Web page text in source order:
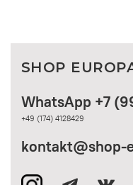
WhatsApp +7
+49 (174) 4128429
kontakt@shop-
SHOP